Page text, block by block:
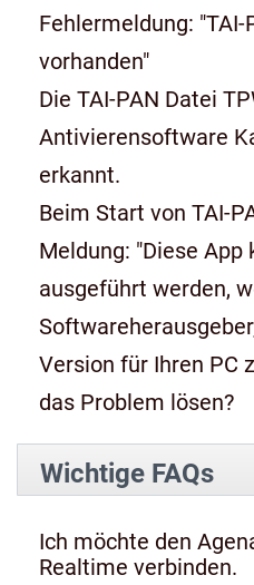
Fehlermeldung:
vorhanden"
Die TAI-PAN Datei
Antivierensoftware
erkannt.
Beim Start von TAI-
Meldung: "Diese App
ausgeführt werden,
Version für Ihren PC
das Problem lösen?
Wichtige FAQs
Ich möchte den
Realtime verbinden.